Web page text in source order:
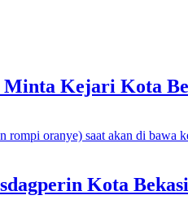
Kejari Kota
Kota